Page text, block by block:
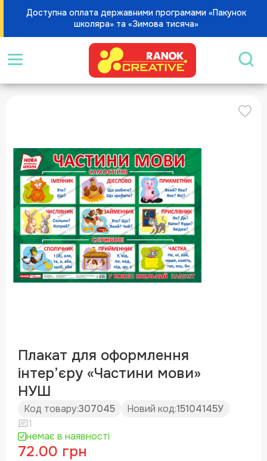
Доступна оплата державними програмами «Пакунок
школяра» та «Зимова тисяча»
Плакат для оформлення
інтер’єру «Частини мови»
НУШ
Код товару:307045 Новий код:15104145У
1
немає в наявності
72.00 грн